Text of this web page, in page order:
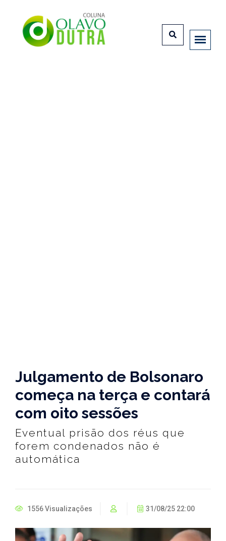
Julgamento de Bolsonaro
começa na terça e contará
com oito sessões
Eventual prisão dos réus que
forem condenados não é
automática
1556 Visualizações 31/08/25 22:00